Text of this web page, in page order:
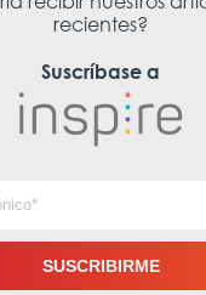
recientes?
Suscríbase a